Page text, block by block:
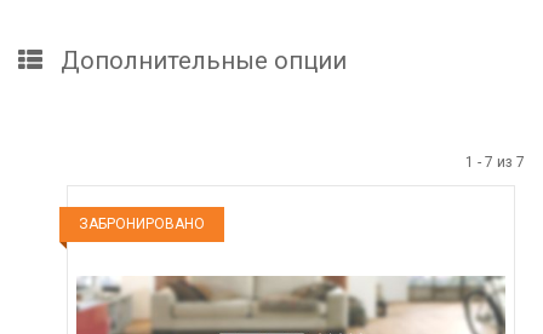
Дополнительные опции
1 - 7 из 7
ЗАБРОНИРОВАНО